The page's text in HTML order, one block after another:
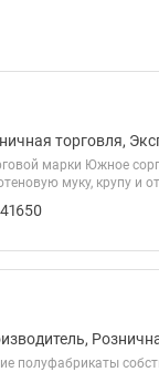
торговля,
марки Южное
муку, крупу и
полуфабрикаты